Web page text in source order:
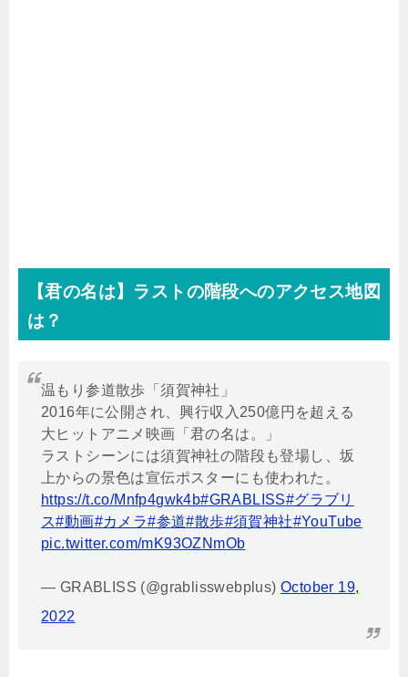
【君の名は】ラストの階段へのアクセス地図
は？
温もり参道散歩「須賀神社」
2016年に公開され、興行収入250億円を超える
大ヒットアニメ映画「君の名は。」
ラストシーンには須賀神社の階段も登場し、坂
上からの景色は宣伝ポスターにも使われた。
https://t.co/Mnfp4gwk4b#GRABLISS#グラブリ
ス#動画#カメラ#参道#散歩#須賀神社#YouTube
pic.twitter.com/mK93OZNmOb
— GRABLISS (@grablisswebplus) October 19,
2022